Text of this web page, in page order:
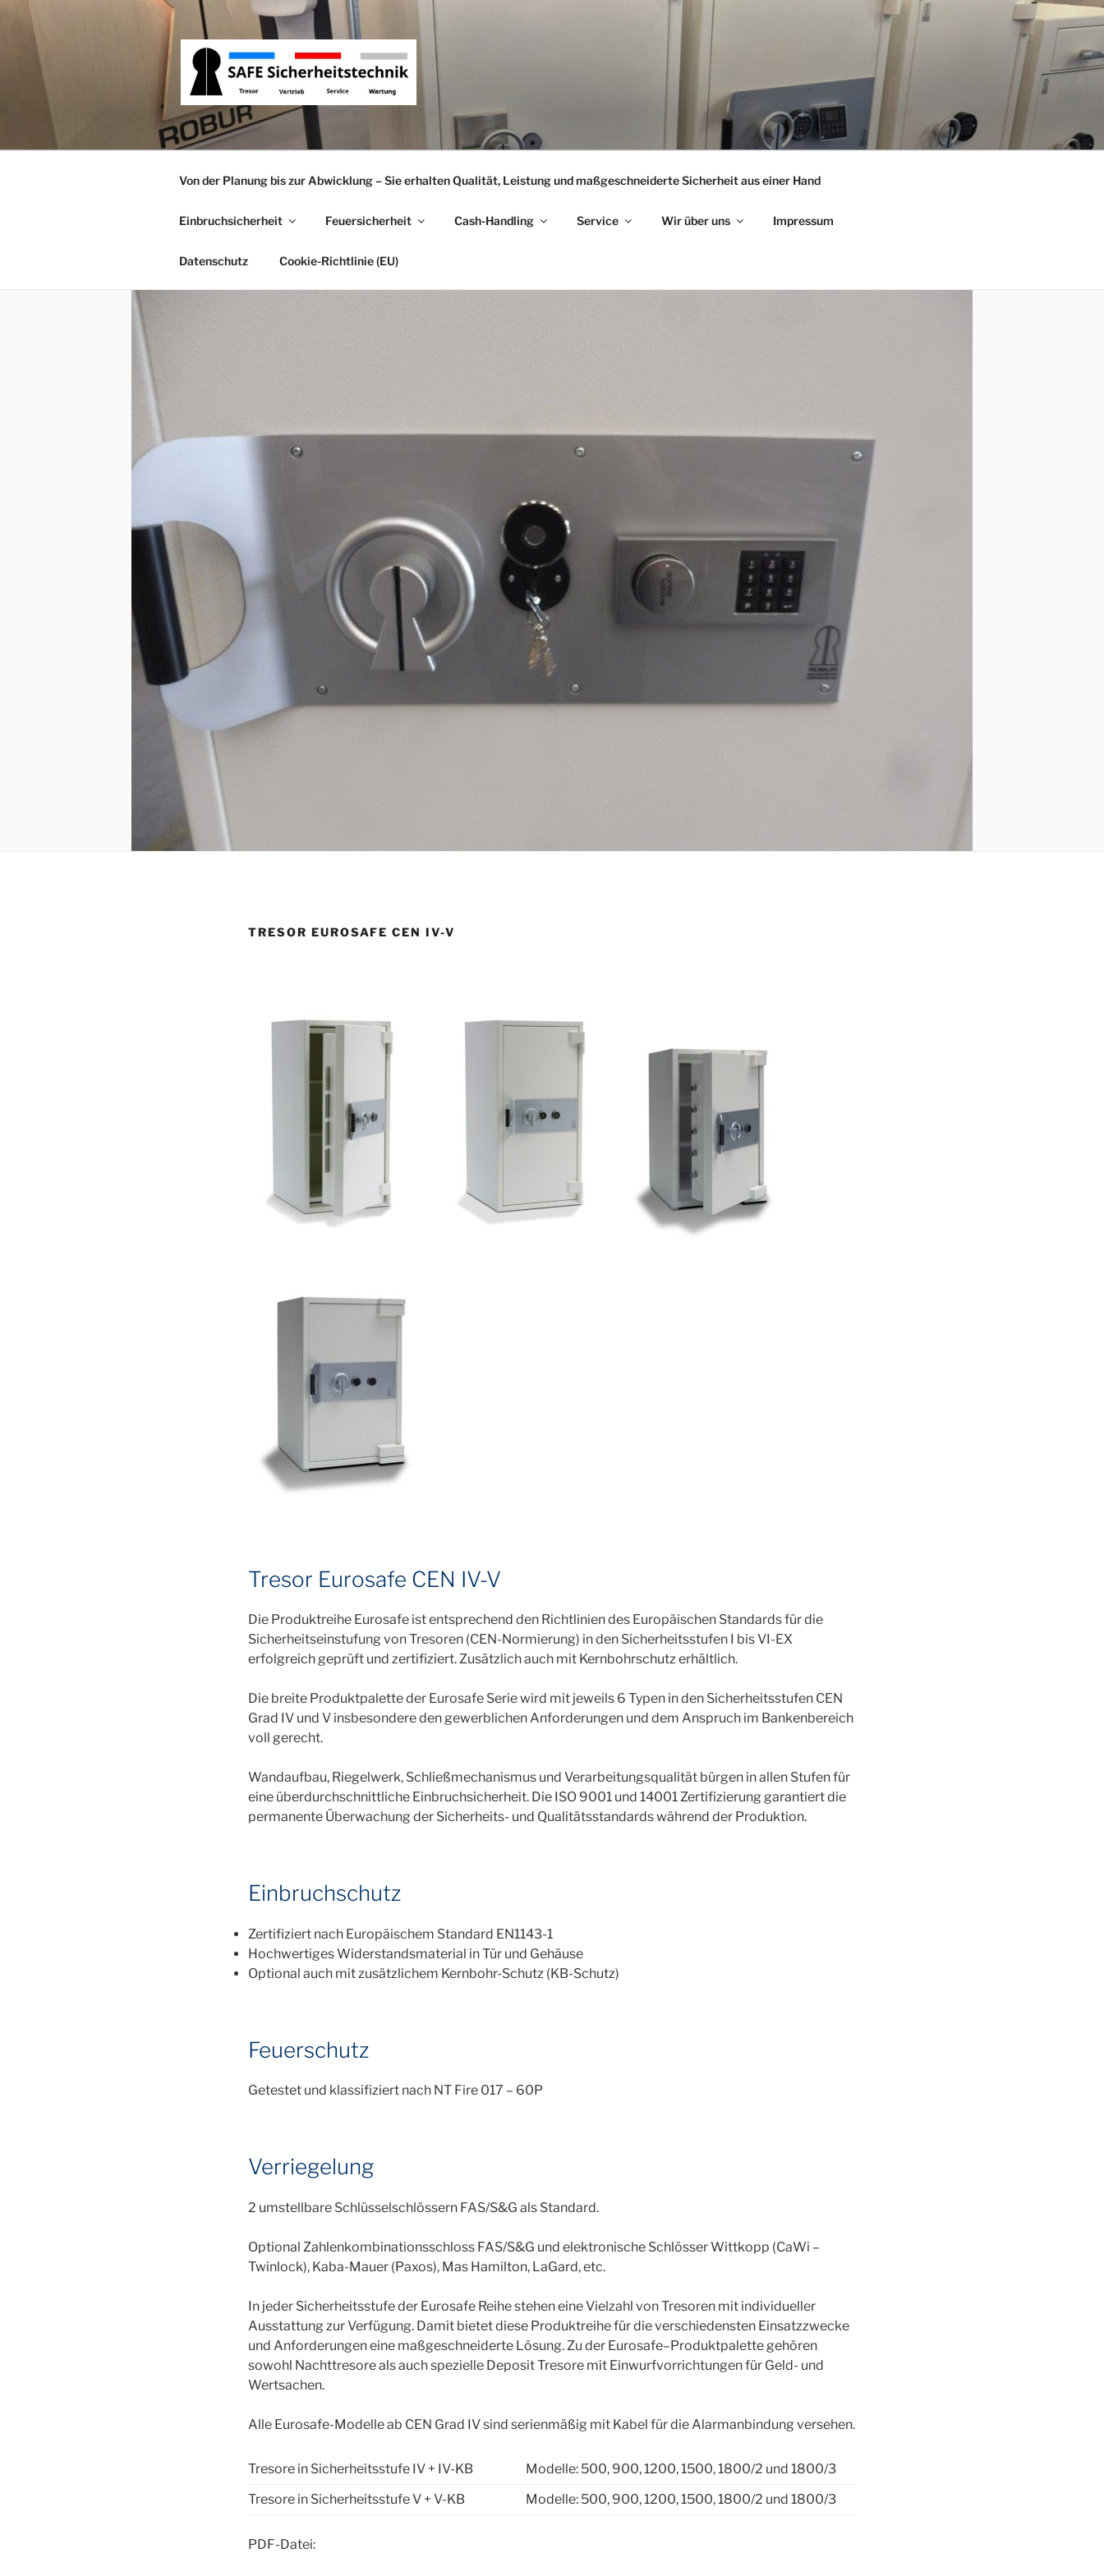
Zum
Inhalt
springen
ROBUR SAFE SICHERHEITSTECHNIK
Tresor Vertrieb, Tresor Service, Tresor Wartung
Von der Planung bis zur Abwicklung – Sie erhalten Qualität, Leistung und maßgeschneiderte Sicherheit aus einer Hand
Einbruchsicherheit Feuersicherheit Cash-Handling Service Wir über uns Impressum
Datenschutz Cookie-Richtlinie (EU)
TRESOR EUROSAFE CEN IV-V
Tresor Eurosafe CEN IV-V
Die Produktreihe Eurosafe ist entsprechend den Richtlinien des Europäischen Standards für die
Sicherheitseinstufung von Tresoren (CEN-Normierung) in den Sicherheitsstufen I bis VI-EX
erfolgreich geprüft und zertifiziert. Zusätzlich auch mit Kernbohrschutz erhältlich.
Die breite Produktpalette der Eurosafe Serie wird mit jeweils 6 Typen in den Sicherheitsstufen CEN
Grad IV und V insbesondere den gewerblichen Anforderungen und dem Anspruch im Bankenbereich
voll gerecht.
Wandaufbau, Riegelwerk, Schließmechanismus und Verarbeitungsqualität bürgen in allen Stufen für
eine überdurchschnittliche Einbruchsicherheit. Die ISO 9001 und 14001 Zertifizierung garantiert die
permanente Überwachung der Sicherheits- und Qualitätsstandards während der Produktion.
Einbruchschutz
Zertifiziert nach Europäischem Standard EN1143-1
Hochwertiges Widerstandsmaterial in Tür und Gehäuse
Optional auch mit zusätzlichem Kernbohr-Schutz (KB-Schutz)
Feuerschutz
Getestet und klassifiziert nach NT Fire 017 – 60P
Verriegelung
2 umstellbare Schlüsselschlössern FAS/S&G als Standard.
Optional Zahlenkombinationsschloss FAS/S&G und elektronische Schlösser Wittkopp (CaWi –
Twinlock), Kaba-Mauer (Paxos), Mas Hamilton, LaGard, etc.
In jeder Sicherheitsstufe der Eurosafe Reihe stehen eine Vielzahl von Tresoren mit individueller
Ausstattung zur Verfügung. Damit bietet diese Produktreihe für die verschiedensten Einsatzzwecke
und Anforderungen eine maßgeschneiderte Lösung. Zu der Eurosafe–Produktpalette gehören
sowohl Nachttresore als auch spezielle Deposit Tresore mit Einwurfvorrichtungen für Geld- und
Wertsachen.
Alle Eurosafe-Modelle ab CEN Grad IV sind serienmäßig mit Kabel für die Alarmanbindung versehen.
Tresore in Sicherheitsstufe IV + IV-KB
Modelle: 500, 900, 1200, 1500, 1800/2 und 1800/3
Tresore in Sicherheitsstufe V + V-KB
Modelle: 500, 900, 1200, 1500, 1800/2 und 1800/3
PDF-Datei: